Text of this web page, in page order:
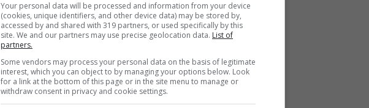
Your personal data will be processed and information from your device
(cookies, unique identifiers, and other device data) may be stored by,
accessed by and shared with 319 partners, or used specifically by this
site. We and our partners may use precise geolocation data. List of
partners.
Some vendors may process your personal data on the basis of legitimate
interest, which you can object to by managing your options below. Look
for a link at the bottom of this page or in the site menu to manage or
withdraw consent in privacy and cookie settings.